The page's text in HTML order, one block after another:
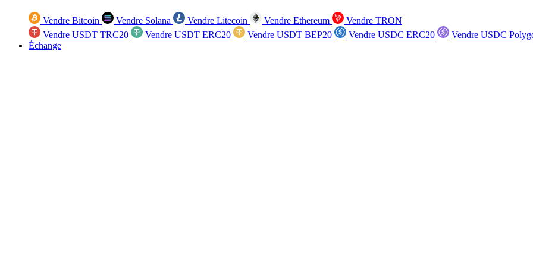
Vendre Bitcoin Vendre Solana Vendre Litecoin Vendre Ethereum
Vendre TRON
Vendre USDT TRC20
Vendre USDT ERC20 Vendre USDT BEP20 Vendre USDC ERC20
Vendre USDC
Échange